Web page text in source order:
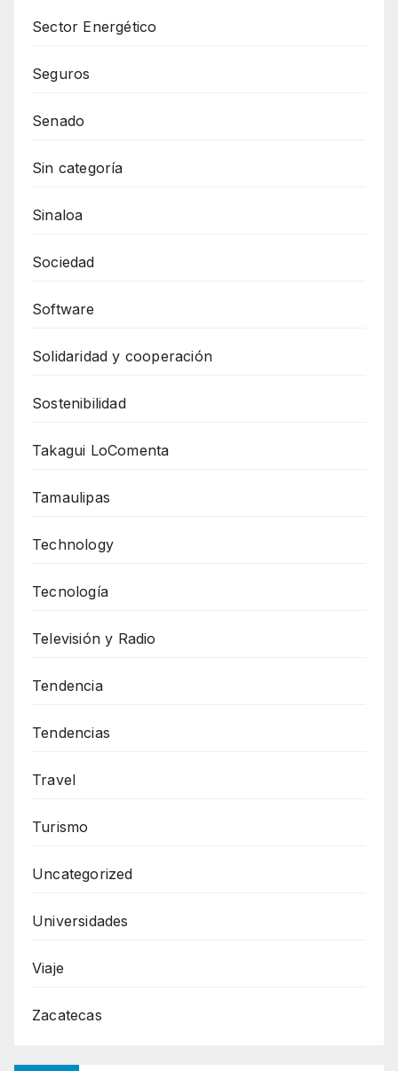
Sector Energético
Seguros
Senado
Sin categoría
Sinaloa
Sociedad
Software
Solidaridad y cooperación
Sostenibilidad
Takagui LoComenta
Tamaulipas
Technology
Tecnología
Televisión y Radio
Tendencia
Tendencias
Travel
Turismo
Uncategorized
Universidades
Viaje
Zacatecas